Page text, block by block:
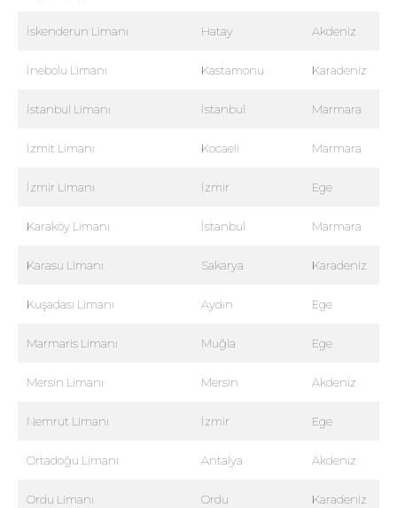
İskenderun Limanı Hatay Akdeniz
İnebolu Limanı Kastamonu Karadeniz
İstanbul Limanı İstanbul Marmara
İzmit Limanı Kocaeli Marmara
İzmir Limanı İzmir Ege
Karaköy Limanı İstanbul Marmara
Karasu Limanı Sakarya Karadeniz
Kuşadası Limanı Aydın Ege
Marmaris Limanı Muğla Ege
Mersin Limanı Mersin Akdeniz
Nemrut Limanı İzmir Ege
Ortadoğu Limanı Antalya Akdeniz
Ordu Limanı Ordu Karadeniz